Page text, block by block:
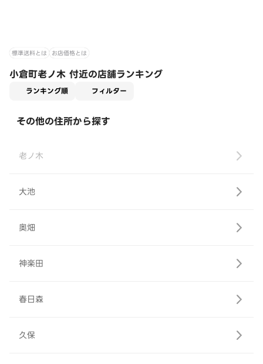
標準送料とは お店価格とは
小倉町老ノ木 付近の店舗ランキング
ランキング順 フィルター
その他の住所から探す
老ノ木
大池
奥畑
神楽田
春日森
久保